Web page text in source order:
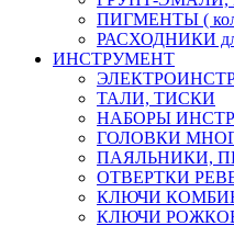
ПИГМЕНТЫ (
РАСХОДНИКИ
ИНСТРУМЕНТ
ТАЛИ, ТИСКИ
НАБОРЫ
ГОЛОВКИ
ПАЯЛЬНИКИ,
ОТВЕРТКИ
КЛЮЧИ
КЛЮЧИ